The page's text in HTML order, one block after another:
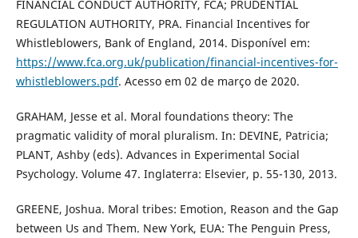
FINANCIAL CONDUCT AUTHORITY, FCA; PRUDENTIAL
REGULATION AUTHORITY, PRA. Financial Incentives for
Whistleblowers, Bank of England, 2014. Disponível em:
https://www.fca.org.uk/publication/financial-incentives-for-
whistleblowers.pdf. Acesso em 02 de março de 2020.
GRAHAM, Jesse et al. Moral foundations theory: The
pragmatic validity of moral pluralism. In: DEVINE, Patricia;
PLANT, Ashby (eds). Advances in Experimental Social
Psychology. Volume 47. Inglaterra: Elsevier, p. 55-130, 2013.
GREENE, Joshua. Moral tribes: Emotion, Reason and the Gap
between Us and Them. New York, EUA: The Penguin Press,